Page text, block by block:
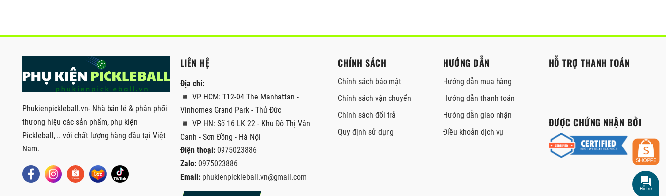
Phukienpickleball.vn- Nhà bán lẻ & phân phối
thương hiệu các sản phẩm, phụ kiện
Pickleball,... với chất lượng hàng đầu tại Việt
Nam.
LIÊN HỆ
Địa chỉ:
◾ VP HCM: T12-04 The Manhattan -
Vinhomes Grand Park - Thủ Đức
◾ VP HN: Số 16 LK 22 - Khu Đô Thị Vân
Canh - Sơn Đồng - Hà Nội
Điện thoại: 0975023886
Zalo: 0975023886
Email: phukienpickleball.vn@gmail.com
CHÍNH SÁCH
Chính sách bảo mật
Chính sách vận chuyển
Chính sách đổi trả
Quy định sử dụng
HƯỚNG DẪN
Hướng dẫn mua hàng
Hướng dẫn thanh toán
Hướng dẫn giao nhận
Điều khoản dịch vụ
HỖ TRỢ THANH TOÁN
ĐƯỢC CHỨNG NHẬN BỞI
Hỗ trợ